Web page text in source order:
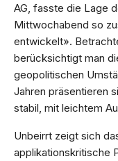
AG, fasste die Lage
Mittwochabend so
entwickelt».
berücksichtigt man
geopolitischen
Jahren präsentieren
stabil, mit leichtem
Unbeirrt zeigt sich
applikationskritische